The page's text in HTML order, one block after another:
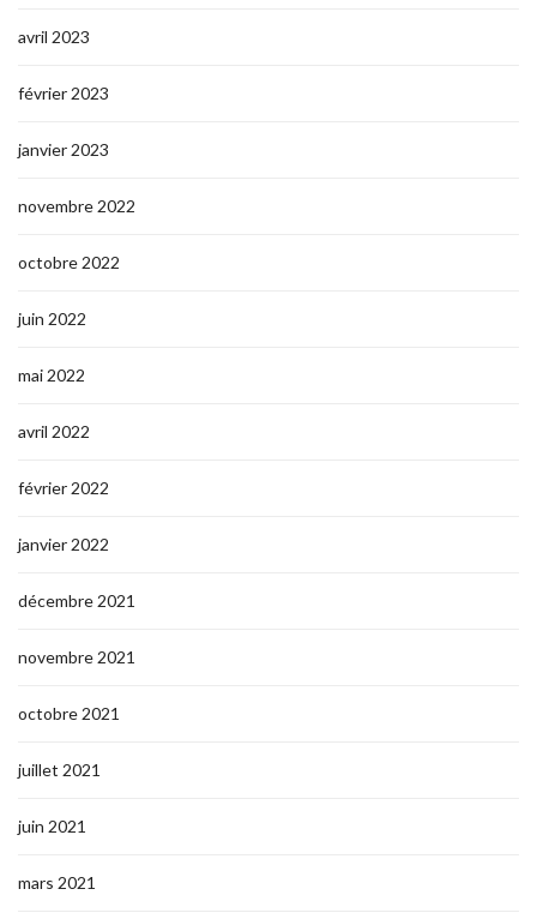
avril 2023
février 2023
janvier 2023
novembre 2022
octobre 2022
juin 2022
mai 2022
avril 2022
février 2022
janvier 2022
décembre 2021
novembre 2021
octobre 2021
juillet 2021
juin 2021
mars 2021